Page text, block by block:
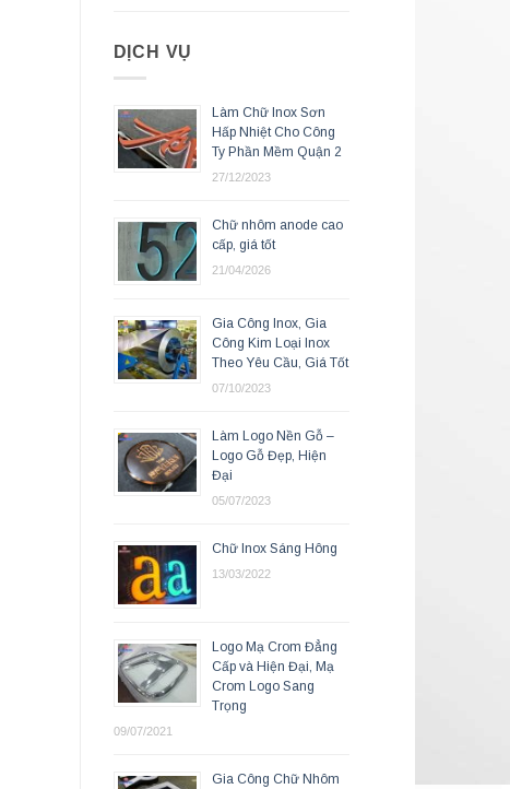
DỊCH VỤ
Làm Chữ Inox Sơn
Hấp Nhiệt Cho Công
Ty Phần Mềm Quận 2
27/12/2023
Chữ nhôm anode cao
cấp, giá tốt
21/04/2026
Gia Công Inox, Gia
Công Kim Loại Inox
Theo Yêu Cầu, Giá Tốt
07/10/2023
Làm Logo Nền Gỗ –
Logo Gỗ Đẹp, Hiện
Đại
05/07/2023
Chữ Inox Sáng Hông
13/03/2022
Logo Mạ Crom Đẳng
Cấp và Hiện Đại, Mạ
Crom Logo Sang
Trọng
09/07/2021
Gia Công Chữ Nhôm